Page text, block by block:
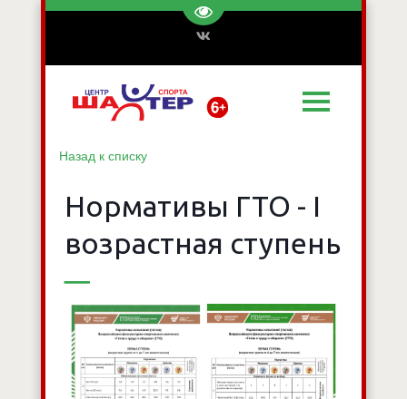
Перейти на версию для
Назад к списку
Нормативы ГТО - I
возрастная ступень